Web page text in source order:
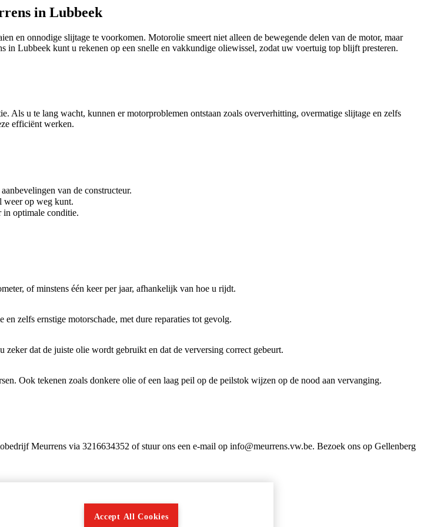
in Lubbeek
en onnodige slijtage te voorkomen. Motorolie smeert niet alleen de bewegende delen van de motor, maar
Lubbeek kunt u rekenen op een snelle en vakkundige oliewissel, zodat uw voertuig top blijft presteren.
u te lang wacht, kunnen er motorproblemen ontstaan zoals oververhitting, overmatige slijtage en zelfs
efficiënt werken.
van de constructeur.
weer op weg kunt.
in optimale conditie.
of minstens één keer per jaar, afhankelijk van hoe u rijdt.
zelfs ernstige motorschade, met dure reparaties tot gevolg.
dat de juiste olie wordt gebruikt en dat de verversing correct gebeurt.
Ook tekenen zoals donkere olie of een laag peil op de peilstok wijzen op de nood aan vervanging.
Meurrens via 3216634352 of stuur ons een e-mail op info@meurrens.vw.be. Bezoek ons op Gellenberg
Accept All Cookies